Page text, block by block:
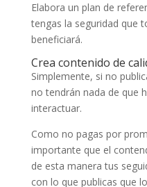
Elabora un plan de
tengas la seguridad que
beneficiará.
Crea contenido de
Simplemente, si no
no tendrán nada de que
interactuar.
Como no pagas por
importante que el
de esta manera tus
con lo que publicas que